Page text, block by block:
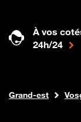
À vos
24h/24
Boutique Orange
Internet fibre
Grand-est